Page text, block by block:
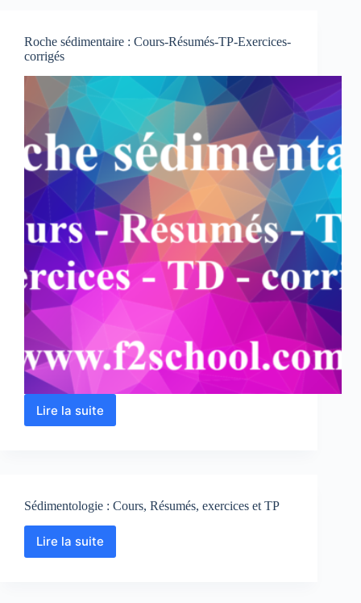
Roche sédimentaire : Cours-Résumés-TP-Exercices-
corrigés
Lire la suite
Roche
Exercices-
corrigés
Sédimentologie : Cours, Résumés, exercices et TP
Lire la suiteSédimentologie